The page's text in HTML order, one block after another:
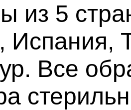
из 5
Испания,
Все